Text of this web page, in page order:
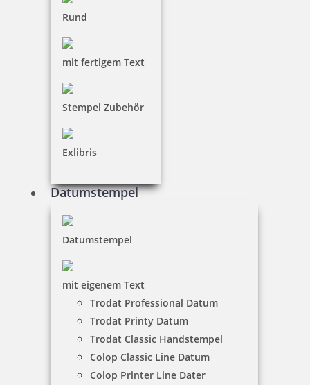
Rund
mit fertigem Text
Stempel Zubehör
Exlibris
Datumstempel
Datumstempel
mit eigenem Text
Trodat Professional Datum
Trodat Printy Datum
Trodat Classic Handstempel
Colop Classic Line Datum
Colop Printer Line Dater